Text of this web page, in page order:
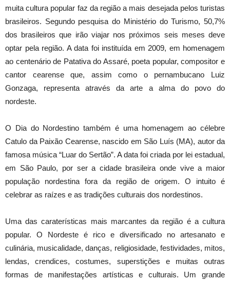
muita cultura popular faz da região a mais desejada pelos turistas
brasileiros. Segundo pesquisa do Ministério do Turismo, 50,7%
dos brasileiros que irão viajar nos próximos seis meses deve
optar pela região. A data foi instituída em 2009, em homenagem
ao centenário de Patativa do Assaré, poeta popular, compositor e
cantor cearense que, assim como o pernambucano Luiz
Gonzaga, representa através da arte a alma do povo do
nordeste.
O Dia do Nordestino também é uma homenagem ao célebre
Catulo da Paixão Cearense, nascido em São Luís (MA), autor da
famosa música “Luar do Sertão”. A data foi criada por lei estadual,
em São Paulo, por ser a cidade brasileira onde vive a maior
população nordestina fora da região de origem. O intuito é
celebrar as raízes e as tradições culturais dos nordestinos.
Uma das caraterísticas mais marcantes da região é a cultura
popular. O Nordeste é rico e diversificado no artesanato e
culinária, musicalidade, danças, religiosidade, festividades, mitos,
lendas, crendices, costumes, superstições e muitas outras
formas de manifestações artísticas e culturais. Um grande